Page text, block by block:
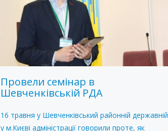
Провели семінар в
Шевченківській РДА
16 травня у Шевченківський районній державній
у м.Києві адміністрації говорили проте, як